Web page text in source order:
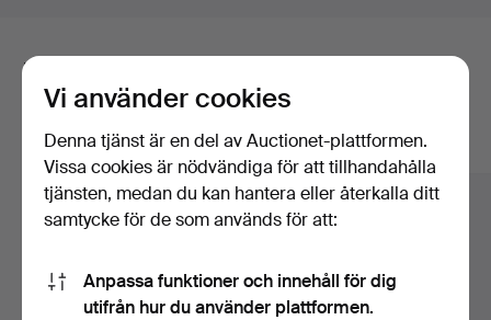
Här är föremål från vårt arkiv som
matchar din sökning
Visa alla föremål
Vi använder cookies
Denna tjänst är en del av Auctionet-plattformen.
Vissa cookies är nödvändiga för att tillhandahålla
tjänsten, medan du kan hantera eller återkalla ditt
samtycke för de som används för att:
Anpassa funktioner och innehåll för dig
utifrån hur du använder plattformen.